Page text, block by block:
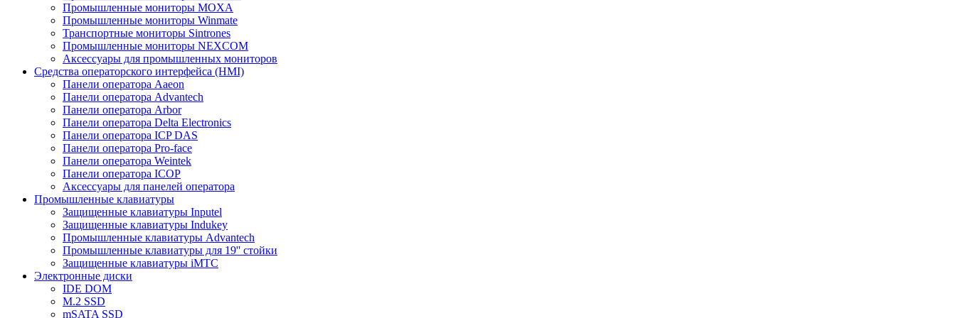
Промышленные мониторы MOXA
Промышленные мониторы Winmate
Транспортные мониторы Sintrones
Промышленные мониторы NEXCOM
Аксессуары для промышленных мониторов
Средства операторского интерфейса (HMI)
Панели оператора Aaeon
Панели оператора Advantech
Панели оператора Arbor
Панели оператора Delta Electronics
Панели оператора ICP DAS
Панели оператора Pro-face
Панели оператора Weintek
Панели оператора ICOP
Аксессуары для панелей оператора
Промышленные клавиатуры
Защищенные клавиатуры Inputel
Защищенные клавиатуры Indukey
Промышленные клавиатуры Advantech
Промышленные клавиатуры для 19'' стойки
Защищенные клавиатуры iMTC
Электронные диски
IDE DOM
M.2 SSD
mSATA SSD